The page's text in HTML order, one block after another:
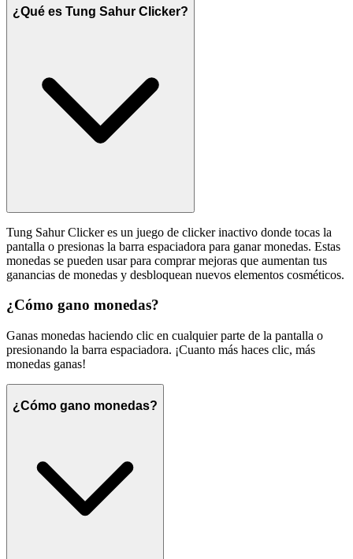
¿Qué es Tung Sahur Clicker?
Tung Sahur Clicker es un juego de clicker inactivo donde tocas la
pantalla o presionas la barra espaciadora para ganar monedas. Estas
monedas se pueden usar para comprar mejoras que aumentan tus
ganancias de monedas y desbloquean nuevos elementos cosméticos.
¿Cómo gano monedas?
Ganas monedas haciendo clic en cualquier parte de la pantalla o
presionando la barra espaciadora. ¡Cuanto más haces clic, más
monedas ganas!
¿Cómo gano monedas?